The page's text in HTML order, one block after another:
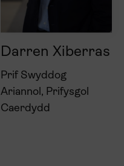
Darren Xiberras
Prif Swyddog
Ariannol, Prifysgol
Caerdydd